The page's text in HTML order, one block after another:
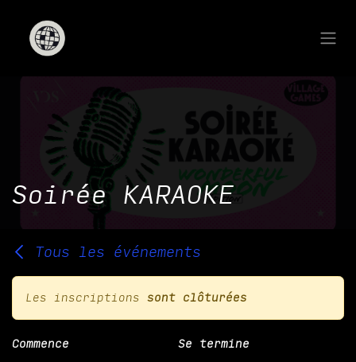
Soirée KARAOKE
Tous les événements
Les inscriptions sont clôturées
Commence Se termine